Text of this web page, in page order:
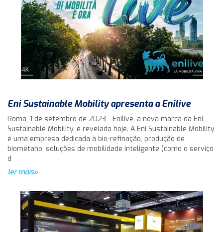
Eni Sustainable Mobility apresenta a Enilive
Roma, 1 de setembro de 2023 - Enilive, a nova marca da Eni
Sustainable Mobility, é revelada hoje. A Eni Sustainable Mobility
é uma empresa dedicada à bio-refinação, produção de
biometano, soluções de mobilidade inteligente (como o serviço
d
ler mais»